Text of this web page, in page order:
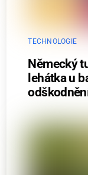
TECHNOLOGIE
Německý
lehátka u